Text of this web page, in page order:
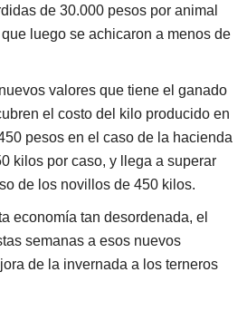
de 30.000 pesos por animal
luego se achicaron a menos de
valores que tiene el ganado
el costo del kilo producido en
pesos en el caso de la hacienda
kilos por caso, y llega a superar
de los novillos de 450 kilos.
economía tan desordenada, el
semanas a esos nuevos
de la invernada a los terneros